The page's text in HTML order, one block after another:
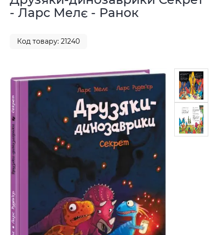
- Ларс Мелє - Ранок
Код товару: 21240